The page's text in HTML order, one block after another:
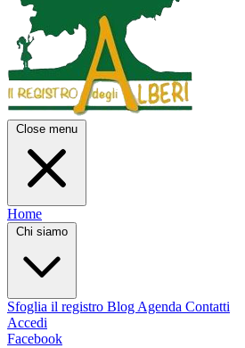
Close menu
Home
Chi siamo
Sfoglia il registro Blog Agenda Contatti
Accedi
Facebook